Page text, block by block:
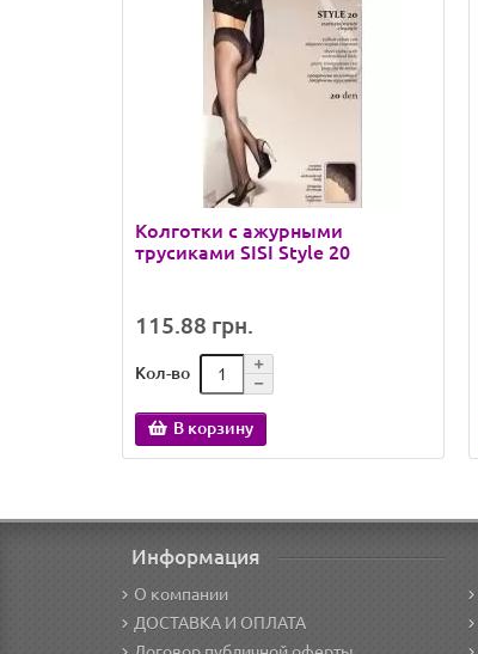
Колготки с ажурными
трусиками SISI Style 20
115.88 грн.
Кол-во
В корзину
Информация
О компании
ДОСТАВКА И ОПЛАТА